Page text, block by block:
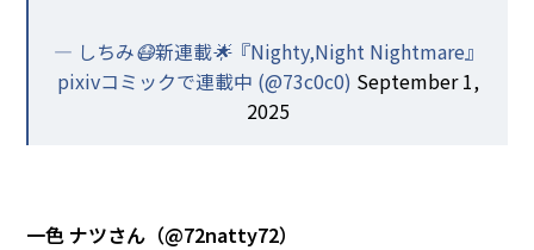
— しちみ😷新連載🌟『Nighty,Night Nightmare』
pixivコミックで連載中 (@73c0c0) September 1,
2025
一色 ナツさん（@72natty72）